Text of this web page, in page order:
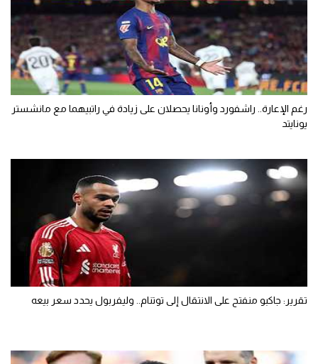
رغم الإعارة.. راشفورد وأونانا يحصلان على زيادة في راتبيهما مع مانشستر
يونايتد
تقرير: جاكبو منفتح على الانتقال إلى توتنام.. وليفربول يحدد سعر بيعه